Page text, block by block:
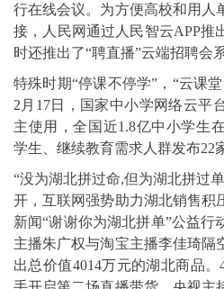
行在线会议。为方便高校和用人
接，人民网通过人民智云APP推
时还推出了“聘直播”云端招聘会
特殊时期“停课不停学”，“云课
2月17日，国家中小学网络云平
主使用，全国近1.8亿中小学生
学生、继续教育需求人群发布22
“没为湖北拼过命,但为湖北拼过
开，互联网强势助力湖北销售积
新闻“谢谢你为湖北拼单”公益行
主播朱广权与淘宝主播李佳琦隔
出总价值4014万元的湖北商品